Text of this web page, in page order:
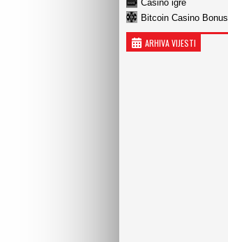
Casino igre
Bitcoin Casino Bonus
ARHIVA VIJESTI